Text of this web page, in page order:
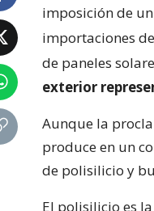
imposición de
importaciones
de paneles
exterior
Aunque la
produce en un
de polisilicio y
El polisilicio es la